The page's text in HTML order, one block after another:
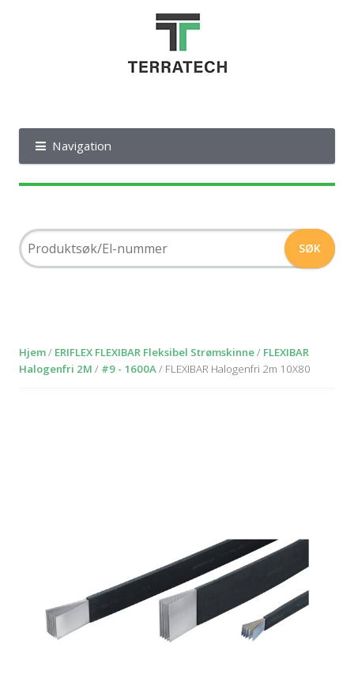
Navigation
Hjem/ ERIFLEX FLEXIBAR Fleksibel Strømskinne/ FLEXIBAR
Halogenfri 2M / #9 - 1600A/ FLEXIBAR Halogenfri 2m 10X80